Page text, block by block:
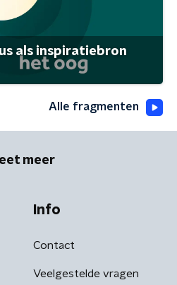
als inspiratiebron
Alle fragmenten
meer
Info
Contact
Veelgestelde vragen